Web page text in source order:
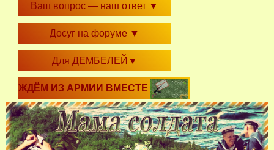
Ваш вопрос — наш ответ ▼
Досуг на форуме ▼
Для ДЕМБЕЛЕЙ ▼
ЖДЁМ ИЗ АРМИИ ВМЕСТЕ